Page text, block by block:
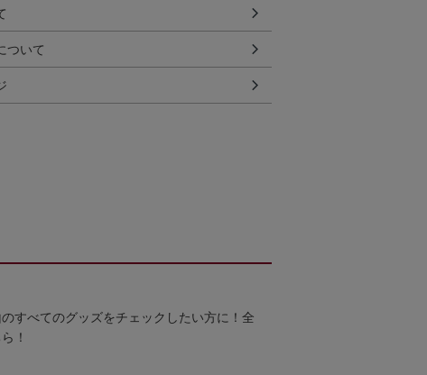
ついて
すべてのグッズをチェックしたい方に！全
！